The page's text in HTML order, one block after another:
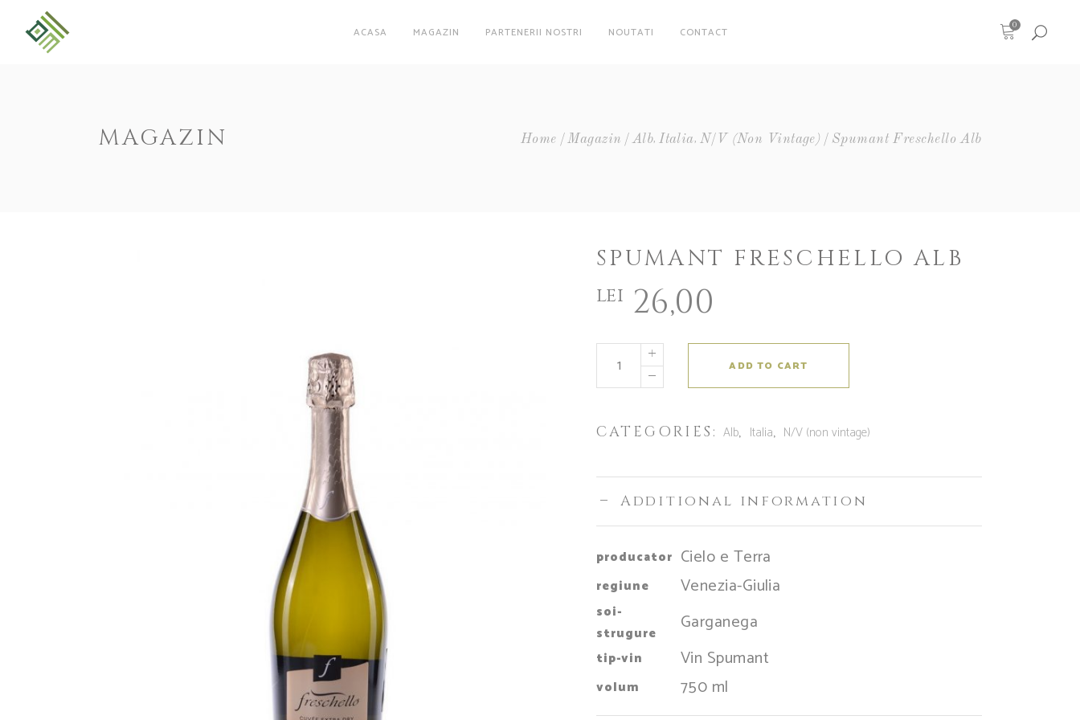
ACASA MAGAZIN PARTENERII NOSTRI NOUTATI CONTACT 0
MAGAZIN Home Magazin Alb,Italia, N/V (non Vintage) Spumant Freschello Alb
SPUMANT FRESCHELLO ALB
lei 26,00
ADD TO CART
CATEGORIES:Alb, Italia, N/V (non vintage)
Additional information
producator Cielo e Terra
regiune Venezia-Giulia
soi-
strugure
Garganega
tip-vin Vin Spumant
volum 750 ml